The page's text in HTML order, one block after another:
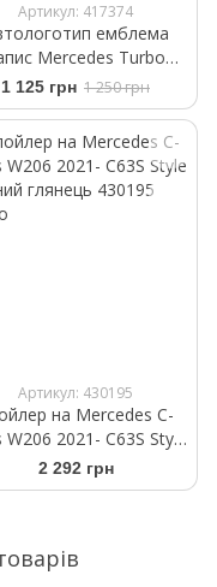
Артикул: 417374
емблема
Mercedes Turbo
чорний глянець
1 125 грн 1 250 грн
Артикул: 430195
на Mercedes C-
W206 2021- C63S Style
чорний глянець
2 292 грн